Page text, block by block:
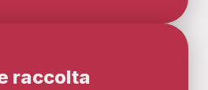
raccolta